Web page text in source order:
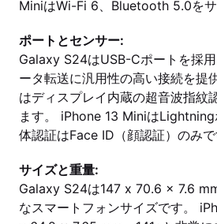
MiniはWi-Fi 6、Bluetooth 5.0をサ
ポートとセンサー:
Galaxy S24はUSB-Cポートを採
ータ転送に汎用性の高い接続を提
はディスプレイ内蔵の超音波指紋
ます。 iPhone 13 Miniは
体認証はFace ID（顔認証）のみで
サイズと重量:
Galaxy S24は147 x 70.6 x 7.6
なスマートフォンサイズです。